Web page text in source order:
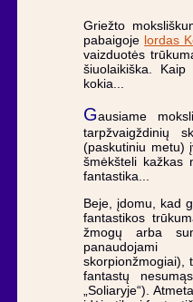
Griežto
pabaigoje lordas
vaizduotės
šiuolaikiška.
kokia...
Gausiame
tarpžvaigždinių
(paskutiniu metu)
šmėkšteli kažkas
fantastika...
Beje, įdomu, kad
fantastikos
žmogų arba
panaudojami
skorpionžmogiai),
fantastų
„Soliaryje“).